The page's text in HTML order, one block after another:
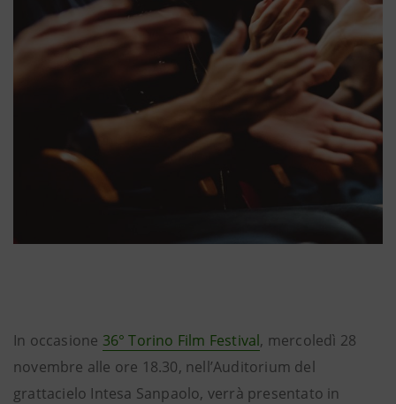
In occasione 36° Torino Film Festival, mercoledì 28
novembre alle ore 18.30, nell’Auditorium del
grattacielo Intesa Sanpaolo, verrà presentato in